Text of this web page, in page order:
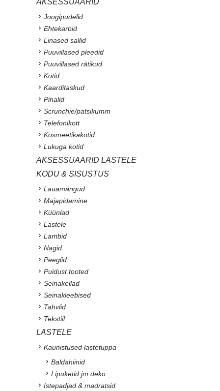
Joogipudelid
Ehtekarbid
Linased sallid
Puuvillased pleedid
Puuvillased rätikud
Kotid
Kaarditaskud
Pinalid
Scrunchie/patsikumm
Telefonikott
Kosmeetikakotid
Lukuga kotid
AKSESSUAARID LASTELE
KODU & SISUSTUS
Lauamängud
Majapidamine
Küünlad
Lastele
Lambid
Nagid
Peeglid
Puidust tooted
Seinakellad
Seinakleebised
Tahvlid
Tekstiil
LASTELE
Kaunistused lastetuppa
Baldahiinid
Lipuketid jm deko
Istepadjad & madratsid